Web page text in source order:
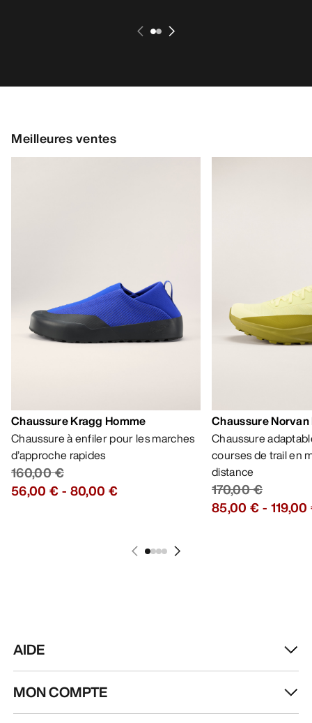
Meilleures ventes
Chaussure Kragg Homme
Chaussure à enfiler pour les marches
d’approche rapides
160,00 €
56,00 €- 80,00 €
Chaussure
Chaussure
courses de trail en
distance
170,00 €
85,00 €-
AIDE
MON COMPTE